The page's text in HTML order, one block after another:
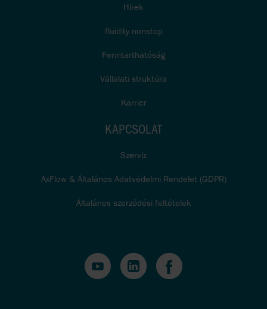
Hírek
fluidity.nonstop
Fenntarthatóság
Vállalati struktúra
Karrier
KAPCSOLAT
Szervíz
AxFlow & Általános Adatvédelmi Rendelet (GDPR)
Általános szerződési feltételek